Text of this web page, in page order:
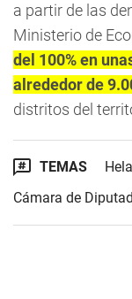
a partir de las
Ministerio de
del 100% en
alrededor de
distritos del
TEMAS
Cámara de